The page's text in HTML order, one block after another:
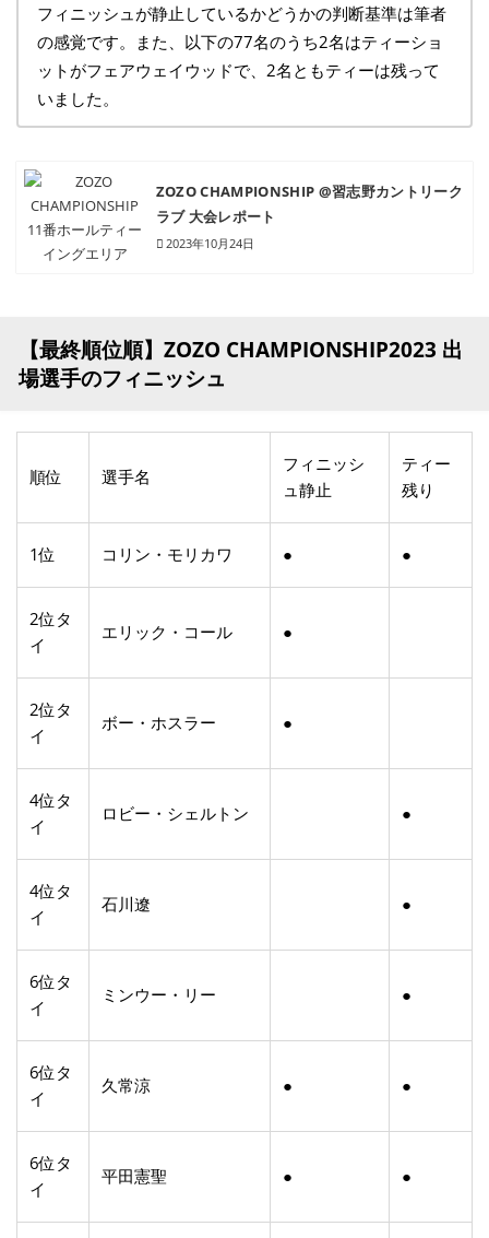
フィニッシュが静止しているかどうかの判断基準は筆者
の感覚です。また、以下の77名のうち2名はティーショ
ットがフェアウェイウッドで、2名ともティーは残って
いました。
ZOZO CHAMPIONSHIP @習志野カントリーク
ラブ 大会レポート
2023年10月24日
【最終順位順】ZOZO CHAMPIONSHIP2023 出
場選手のフィニッシュ
順位 選手名
フィニッシ
ュ静止
ティー
残り
1位 コリン・モリカワ ● ●
2位タ
イ
エリック・コール ●
2位タ
イ
ボー・ホスラー ●
4位タ
イ
ロビー・シェルトン ●
4位タ
イ
石川遼 ●
6位タ
イ
ミンウー・リー ●
6位タ
イ
久常涼 ● ●
6位タ
イ
平田憲聖 ● ●